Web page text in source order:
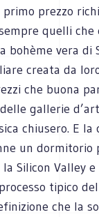
prezzo
quelli
bohème vera di
creata da
che buona
gallerie
chiusero. E
un dormitorio
Silicon Valley e
tipico
che la